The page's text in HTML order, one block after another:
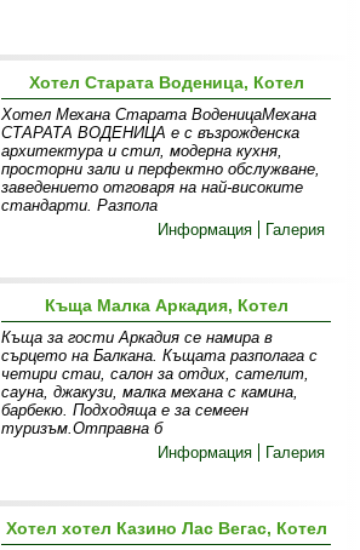
Хотел Старата Воденица, Котел
Хотел Механа Старата ВоденицаМехана
СТАРАТА ВОДЕНИЦА е с възрожденска
архитектура и стил, модерна кухня,
просторни зали и перфектно обслужване,
заведението отговаря на най-високите
стандарти. Разпола
Информация
Галерия
Къща Малка Аркадия, Котел
Къща за гости Аркадия се намира в
сърцето на Балкана. Къщата разполага с
четири стаи, салон за отдих, сателит,
сауна, джакузи, малка механа с камина,
барбекю. Подходяща е за семеен
туризъм.Отправна б
Информация
Галерия
Хотел хотел Казино Лас Вегас, Котел